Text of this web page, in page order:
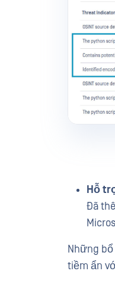
Hỗ
Đã
Những
tiềm ẩn